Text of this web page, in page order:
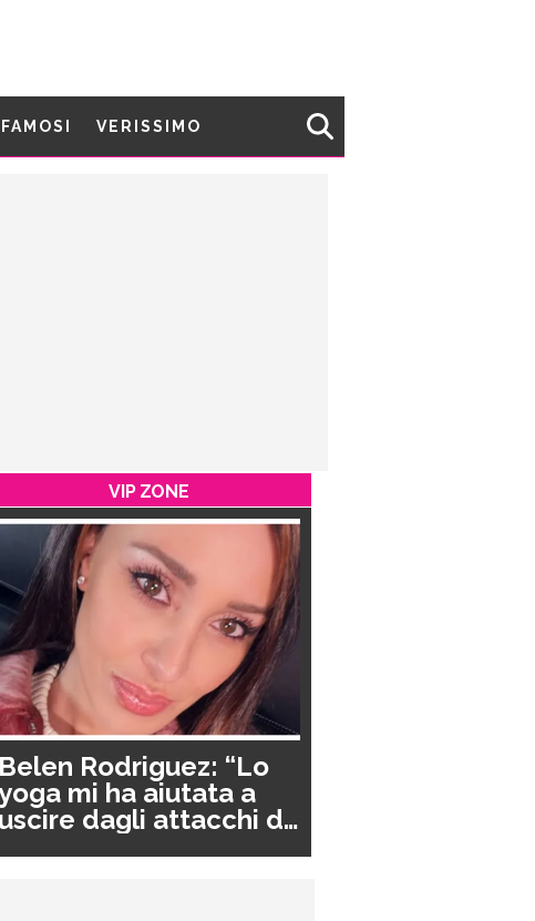
VERISSIMO
VIP ZONE
Belen Rodriguez: “Lo
mi ha aiutata a
uscire dagli attacchi di